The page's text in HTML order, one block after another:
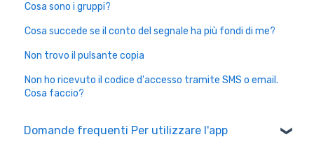
Cosa sono i gruppi?
Cosa succede se il conto del segnale ha più fondi di me?
Non trovo il pulsante copia
Non ho ricevuto il codice d'accesso tramite SMS o email.
Cosa faccio?
Domande frequenti Per utilizzare l'app